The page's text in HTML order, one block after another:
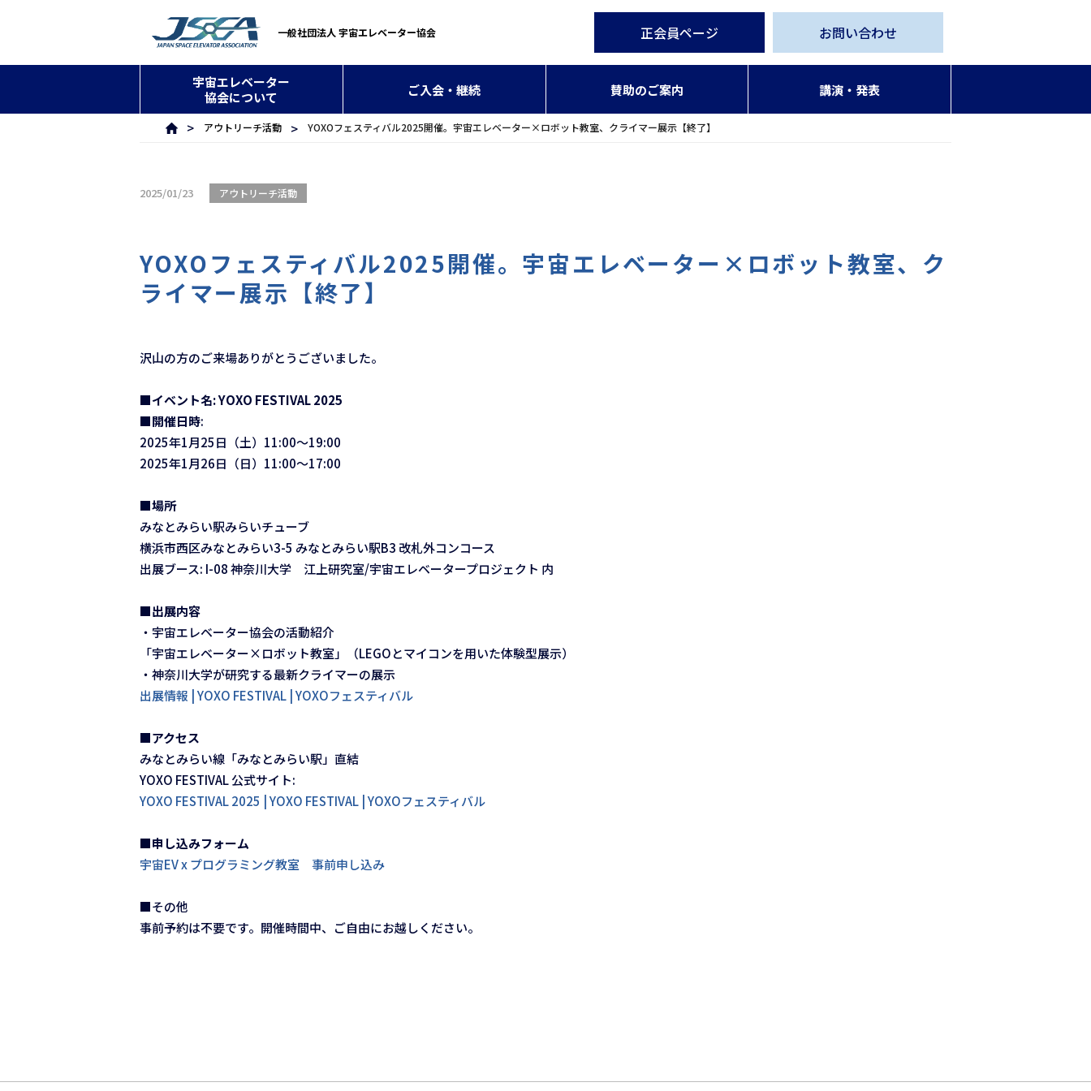
一般社団法人 宇宙エレベーター協会 正会員ページ お問い合わせ
宇宙エレベーター
協会について
ご入会・継続 賛助のご案内 講演・発表
アウトリーチ活動 YOXOフェスティバル2025開催。宇宙エレベーター×ロボット教室、クライマー展示【終了】
2025/01/23 アウトリーチ活動
YOXOフェスティバル2025開催。宇宙エレベーター×ロボット教室、ク
ライマー展示【終了】
沢山の方のご来場ありがとうございました。
■イベント名: YOXO FESTIVAL 2025
■開催日時:
2025年1月25日（土）11:00～19:00
2025年1月26日（日）11:00～17:00
■場所
みなとみらい駅みらいチューブ
横浜市西区みなとみらい3-5 みなとみらい駅B3 改札外コンコース
出展ブース: I-08 神奈川大学 江上研究室/宇宙エレベータープロジェクト 内
■出展内容
・宇宙エレベーター協会の活動紹介
「宇宙エレベーター×ロボット教室」（LEGOとマイコンを用いた体験型展示）
・神奈川大学が研究する最新クライマーの展示
出展情報 | YOXO FESTIVAL | YOXOフェスティバル
■アクセス
みなとみらい線「みなとみらい駅」直結
YOXO FESTIVAL 公式サイト:
YOXO FESTIVAL 2025 | YOXO FESTIVAL | YOXOフェスティバル
■申し込みフォーム
宇宙EV x プログラミング教室 事前申し込み
■その他
事前予約は不要です。開催時間中、ご自由にお越しください。